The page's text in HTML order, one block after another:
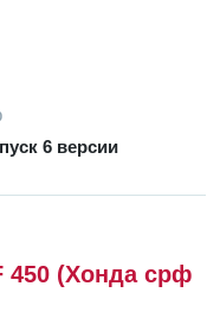
6 версии
450 (Хонда срф